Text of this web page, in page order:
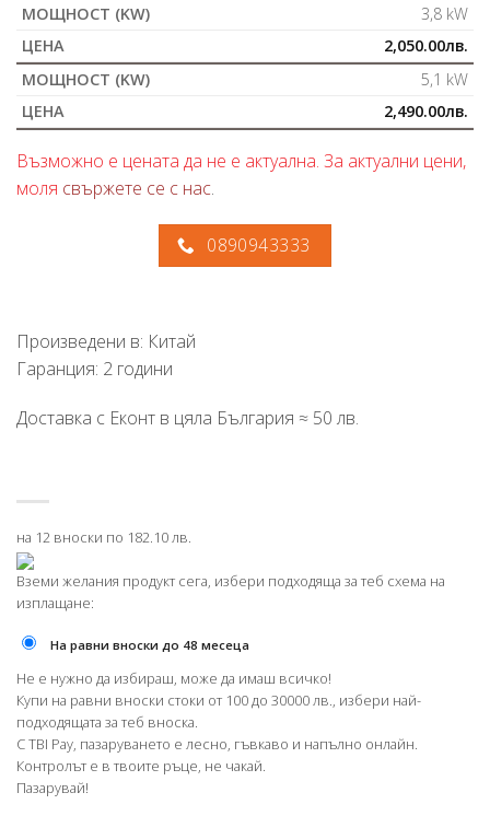
3,8 kW
2,050.00лв.
5,1 kW
2,490.00лв.
Възможно е цената да не е актуална. За актуални цени,
моля свържете се с нас.
0890943333
Произведени в: Китай
Гаранция: 2 години
Доставка с Еконт в цяла България ≈ 50 лв.
на 12 вноски по 182.10 лв.
Вземи желания продукт сега, избери подходяща за теб схема на
изплащане:
На равни вноски до 48 месеца
Не е нужно да избираш, може да имаш всичко!
Купи на равни вноски стоки от 100 до 30000 лв., избери най-
подходящата за теб вноска.
С TBI Pay, пазаруването е лесно, гъвкаво и напълно онлайн.
Контролът е в твоите ръце, не чакай.
Пазарувай!